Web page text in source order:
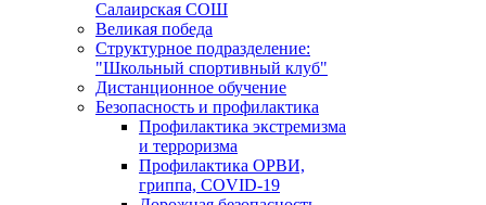
Салаирская СОШ
Великая победа
Структурное подразделение:
"Школьный спортивный клуб"
Дистанционное обучение
Безопасность и профилактика
Профилактика экстремизма
и терроризма
Профилактика ОРВИ,
гриппа, COVID-19